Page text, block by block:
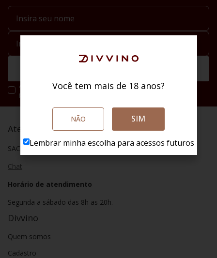
Ao se cadastrar você irá concordar com a nossa política de
privacidade.
Atendimento
SAC (48) 4020 2004
Chat
Horário de atendimento
Segunda a sábado das 8h as 20h.
Divvino
Quem somos
Cadastro
Você tem mais de 18 anos?
NÃO SIM
Lembrar minha escolha para acessos futuros